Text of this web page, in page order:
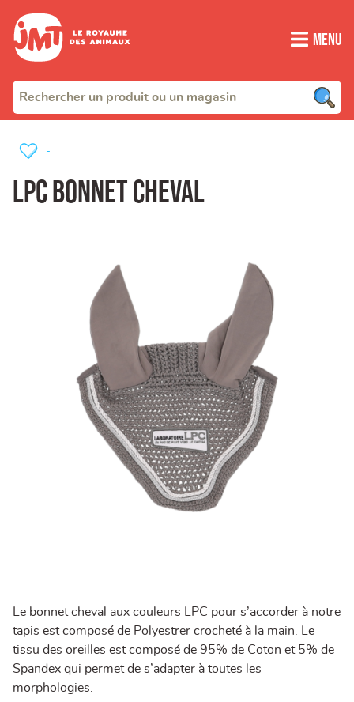
Menu
LPC BONNET CHEVAL
-
Le bonnet cheval aux couleurs LPC pour s’accorder à notre
tapis est composé de Polyestrer crocheté à la main. Le
tissu des oreilles est composé de 95% de Coton et 5% de
Spandex qui permet de s’adapter à toutes les
morphologies.